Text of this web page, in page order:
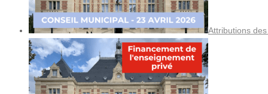
Attributions